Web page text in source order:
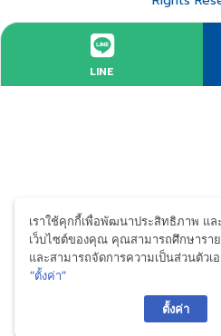
LINE
เราใช้คุกกี้เพื่อพัฒนาประสิทธิภาพ แ
เว็บไซต์ของคุณ คุณสามารถศึกษาราย
และสามารถจัดการความเป็นส่วนตัวเ
“ตั้งค่า”
ตั้งค่า